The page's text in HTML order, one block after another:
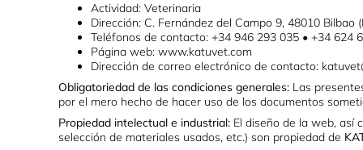
Actividad: Veterinaria
Dirección: C. Fernández del Campo 9, 48010 Bilbao
Teléfonos de contacto: +34 946 293 035 • +34 624
Página web: www.katuvet.com
Dirección de correo electrónico de contacto:
Obligatoriedad de las condiciones generales: Las
por el mero hecho de hacer uso de los documentos
Propiedad intelectual e industrial: El diseño de la web, así
selección de materiales usados, etc.) son propiedad de